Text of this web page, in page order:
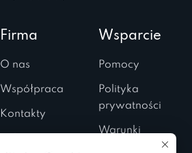
Firma
O nas
Współpraca
Kontakty
Wsparcie
Pomocy
Polityka
prywatności
Warunki
użytkowania